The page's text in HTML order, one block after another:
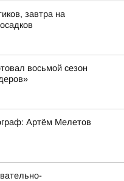
завтра на
восьмой сезон
Артём Мелетов